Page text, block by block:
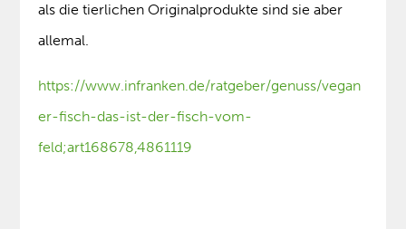
als die tierlichen Originalprodukte sind sie aber
allemal.
https://www.infranken.de/ratgeber/genuss/vegan
er-fisch-das-ist-der-fisch-vom-
feld;art168678,4861119